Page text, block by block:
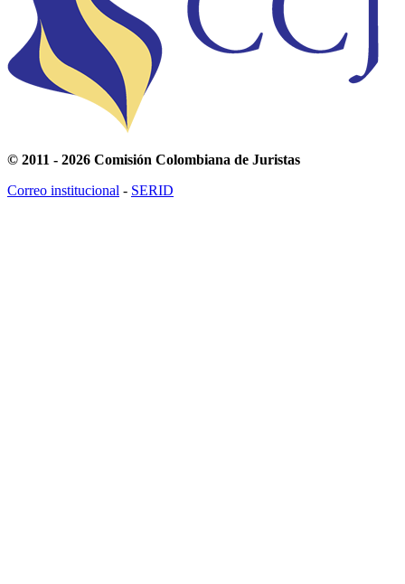
© 2011 - 2026 Comisión Colombiana de Juristas
Correo institucional - SERID